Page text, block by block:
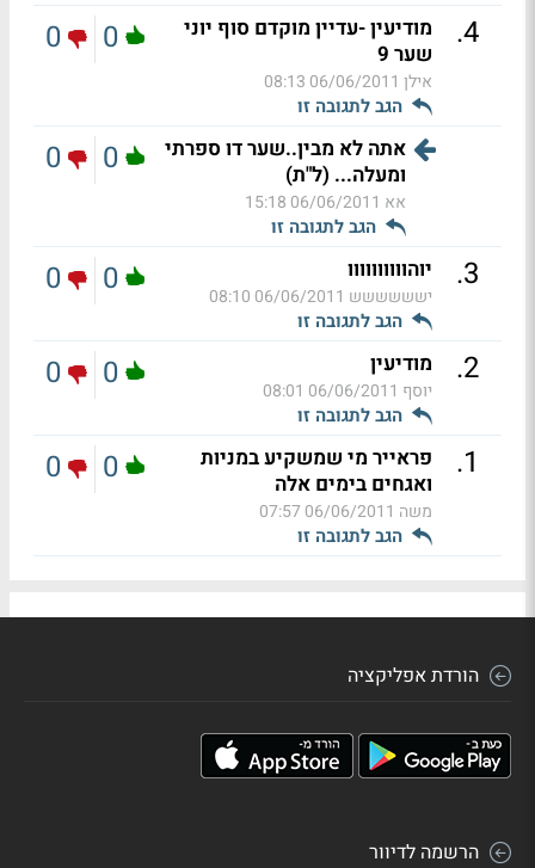
4
.
מודיעין -עדיין מוקדם סוף יוני
שער 9
אילן 06/06/2011 08:13
הגב לתגובה זו
0
0
אתה לא מבין..שער דו ספרתי
ומעלה... (ל"ת)
אא 06/06/2011 15:18
הגב לתגובה זו
0
0
3
. יוהוווווווווו
ישששששש 06/06/2011 08:10
הגב לתגובה זו
0
0
2
. מודיעין
יוסף 06/06/2011 08:01
הגב לתגובה זו
0
0
1
.
פראייר מי שמשקיע במניות
ואגחים בימים אלה
משה 06/06/2011 07:57
הגב לתגובה זו
0
0
הורדת אפליקציה
הרשמה לדיוור